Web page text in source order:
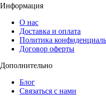
Информация
О нас
Доставка и оплата
Политика
Договор оферты
Дополнительно
Блог
Связаться с нами